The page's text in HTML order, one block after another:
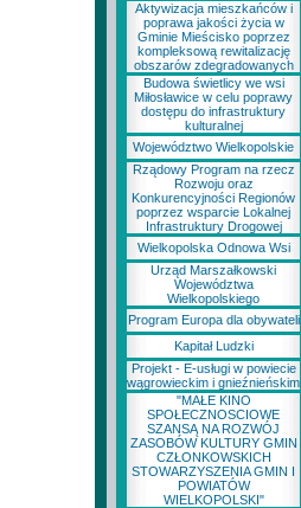
Aktywizacja mieszkańców i
poprawa jakości życia w
Gminie Mieścisko poprzez
kompleksową rewitalizację
obszarów zdegradowanych
Budowa świetlicy we wsi
Miłosławice w celu poprawy
dostępu do infrastruktury
kulturalnej
Województwo Wielkopolskie
Rządowy Program na rzecz
Rozwoju oraz
Konkurencyjności Regionów
poprzez wsparcie Lokalnej
Infrastruktury Drogowej
Wielkopolska Odnowa Wsi
Urząd Marszałkowski
Województwa
Wielkopolskiego
Program Europa dla obywateli
Kapitał Ludzki
Projekt - E-usługi w powiecie
wągrowieckim i gnieźnieńskim
"MAŁE KINO
SPOŁECZNOSCIOWE
SZANSĄ NA ROZWÓJ
ZASOBÓW KULTURY GMIN
CZŁONKOWSKICH
STOWARZYSZENIA GMIN I
POWIATÓW
WIELKOPOLSKI"